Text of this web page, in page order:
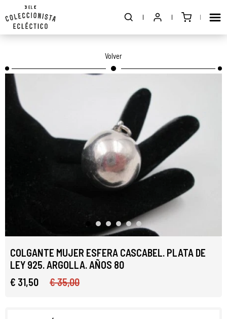
Volver
COLGANTE MUJER ESFERA CASCABEL. PLATA DE
LEY 925. ARGOLLA. AÑOS 80
€ 31,50
€ 35,00